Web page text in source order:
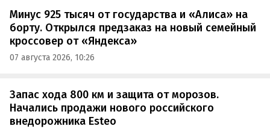
Минус 925 тысяч от государства и «Алиса» на
борту. Открылся предзаказ на новый семейный
кроссовер от «Яндекса»
07 августа 2026, 10:26
Запас хода 800 км и защита от морозов.
Начались продажи нового российского
внедорожника Esteo